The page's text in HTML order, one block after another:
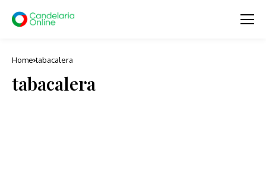
Home tabacalera
tabacalera